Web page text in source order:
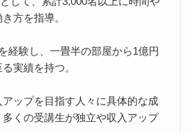
方を指導。
経験し、一畳半の部屋から1億円
実績を持つ。
ップを目指す人々に具体的な成
くの受講生が独立や収入アップ